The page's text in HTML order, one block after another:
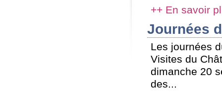
++ En savoir
Journées
Les journées
Visites du
dimanche 20
des...